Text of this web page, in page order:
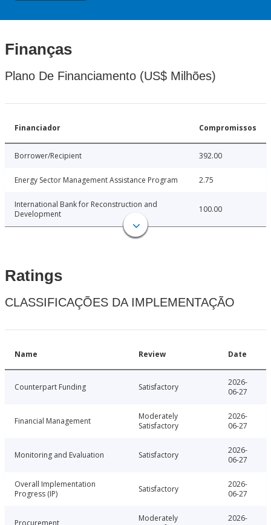
Finanças
Plano De Financiamento (US$ Milhões)
Financiador Compromissos
Borrower/Recipient 392.00
Energy Sector Management Assistance Program 2.75
International Bank for Reconstruction and
Development
100.00
Ratings
CLASSIFICAÇÕES DA IMPLEMENTAÇÃO
Name Review Date
Counterpart Funding Satisfactory
2026-
06-27
Financial Management
Moderately
Satisfactory
2026-
06-27
Monitoring and Evaluation Satisfactory
2026-
06-27
Overall Implementation
Progress (IP)
Satisfactory
2026-
06-27
Moderately
2026-